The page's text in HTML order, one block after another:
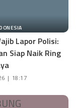
Lapor Polisi:
Siap Naik Ring
| 18:17